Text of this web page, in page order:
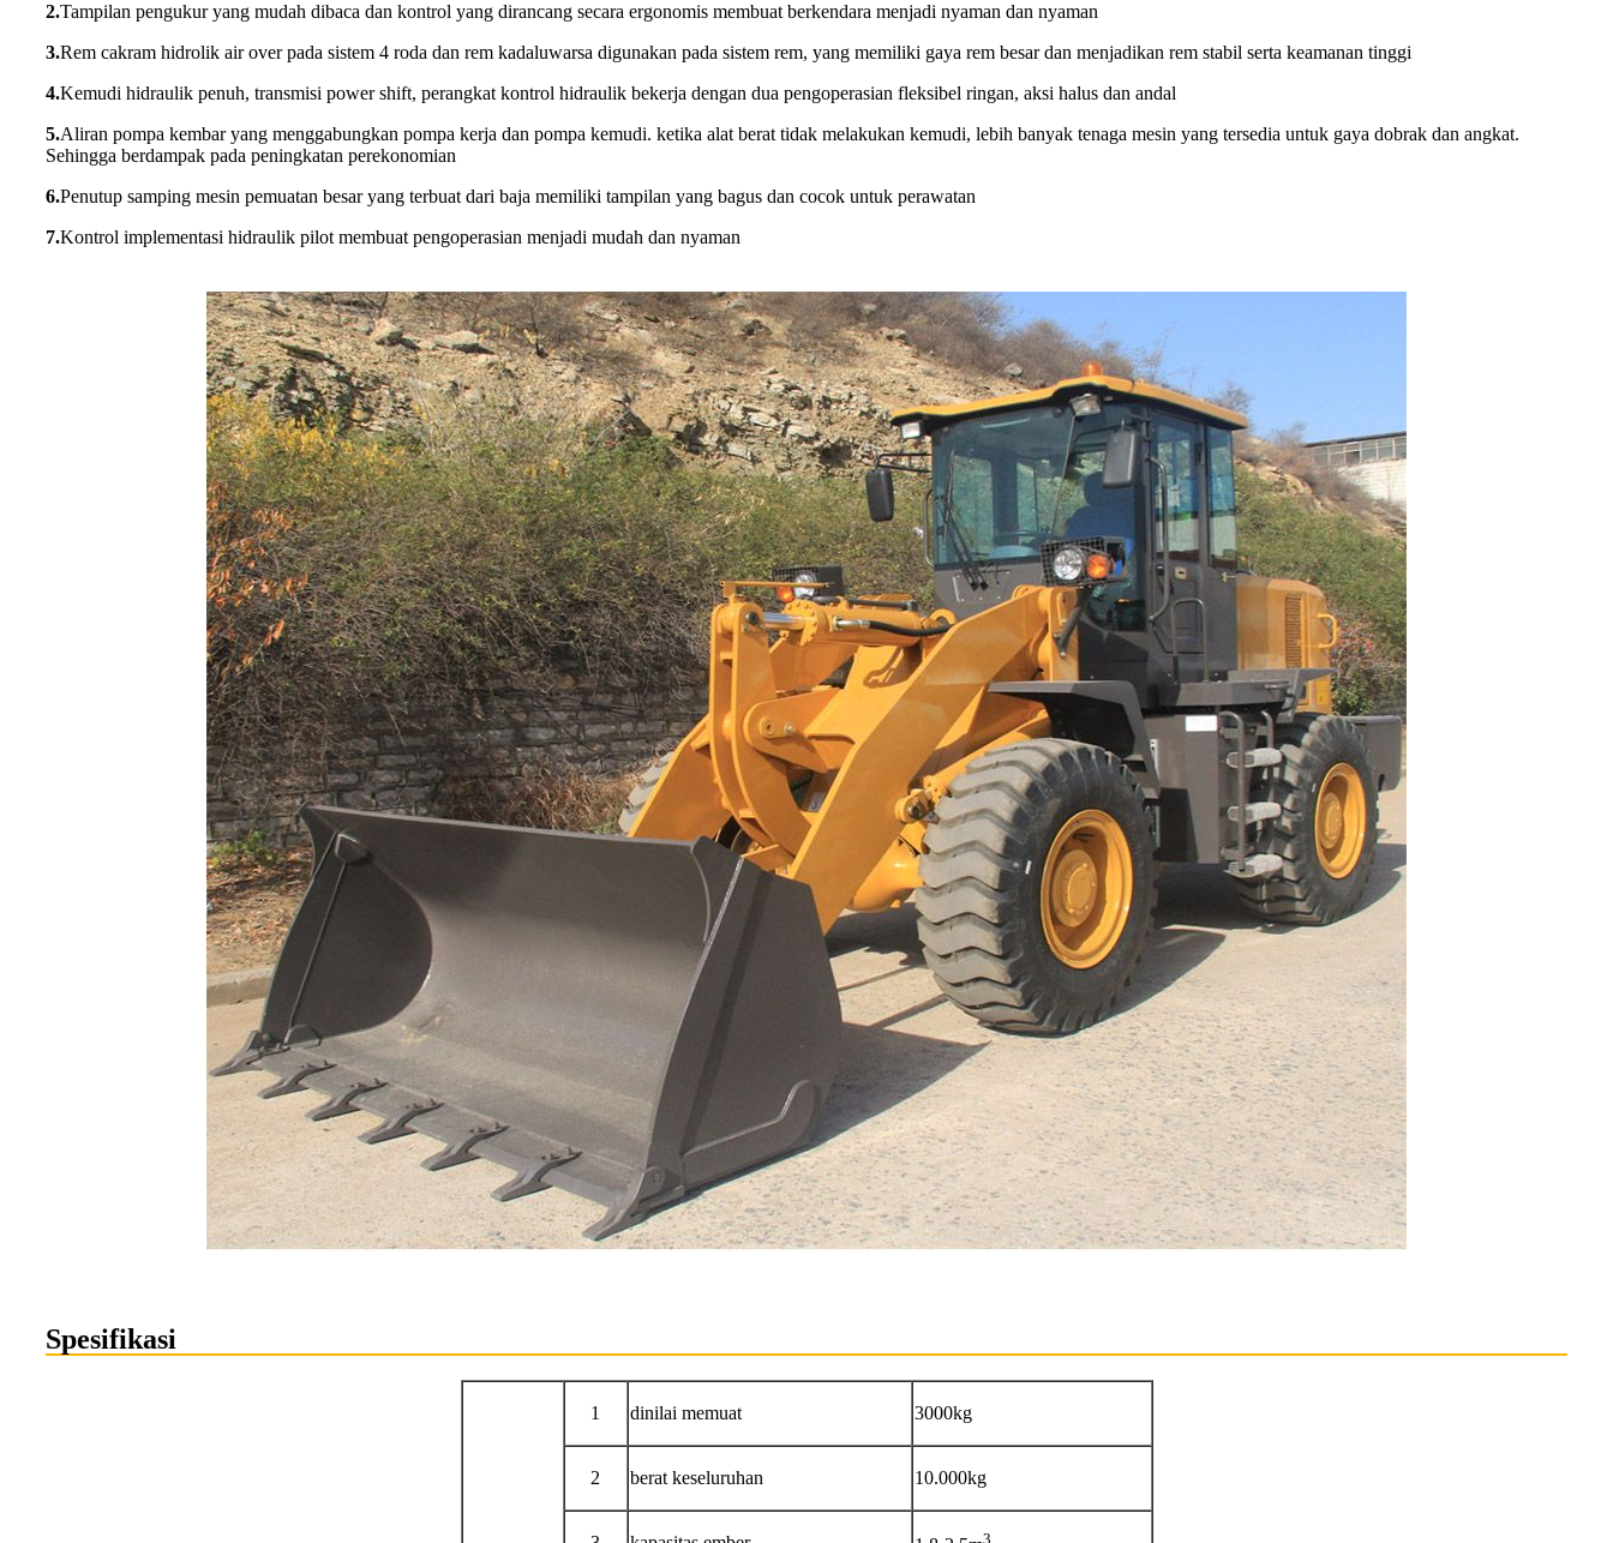
2.Tampilan pengukur yang mudah dibaca dan kontrol yang dirancang secara ergonomis membuat berkendara menjadi nyaman dan nyaman
3.Rem cakram hidrolik air over pada sistem 4 roda dan rem kadaluwarsa digunakan pada sistem rem, yang memiliki gaya rem besar dan menjadikan rem stabil serta keamanan tinggi
4.Kemudi hidraulik penuh, transmisi power shift, perangkat kontrol hidraulik bekerja dengan dua pengoperasian fleksibel ringan, aksi halus dan andal
5.Aliran pompa kembar yang menggabungkan pompa kerja dan pompa kemudi. ketika alat berat tidak melakukan kemudi, lebih banyak tenaga mesin yang tersedia untuk gaya dobrak dan angkat.
Sehingga berdampak pada peningkatan perekonomian
6.Penutup samping mesin pemuatan besar yang terbuat dari baja memiliki tampilan yang bagus dan cocok untuk perawatan
7.Kontrol implementasi hidraulik pilot membuat pengoperasian menjadi mudah dan nyaman
Spesifikasi
1 dinilai memuat 3000kg
2 berat keseluruhan 10.000kg
3